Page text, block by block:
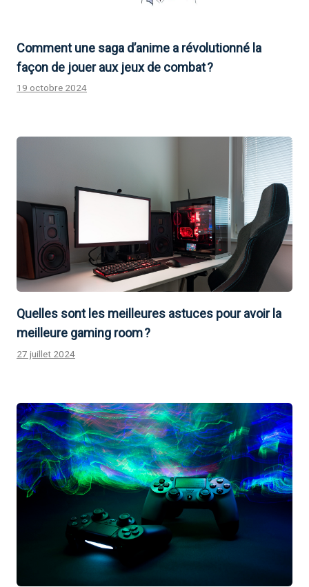
Comment une saga d’anime a révolutionné la
façon de jouer aux jeux de combat ?
19 octobre 2024
Quelles sont les meilleures astuces pour avoir la
meilleure gaming room ?
27 juillet 2024